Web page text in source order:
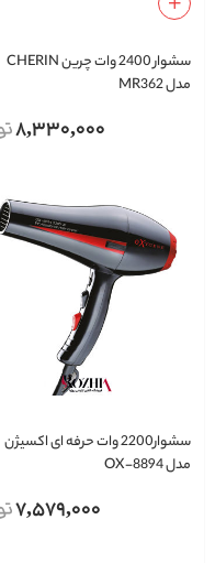
سشوار 2400 وات چرین CHERIN
مدل MR362
8,330,000
سشوار2200 وات حرفه ای اکسیژن
مدل OX-8894
7,579,000